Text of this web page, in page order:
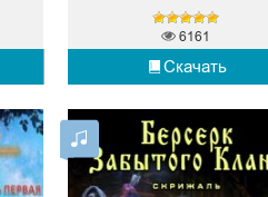
Скачать
6161